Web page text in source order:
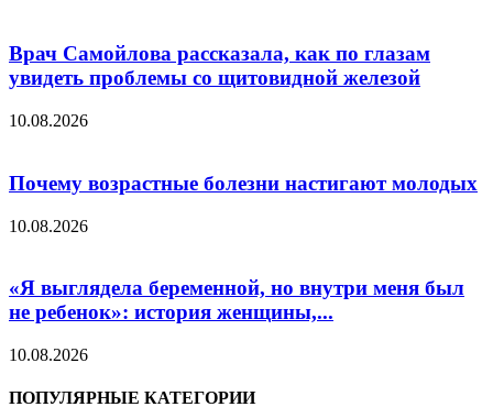
Врач Самойлова рассказала, как по глазам
увидеть проблемы со щитовидной железой
10.08.2026
Почему возрастные болезни настигают молодых
10.08.2026
«Я выглядела беременной, но внутри меня был
не ребенок»: история женщины,...
10.08.2026
ПОПУЛЯРНЫЕ КАТЕГОРИИ